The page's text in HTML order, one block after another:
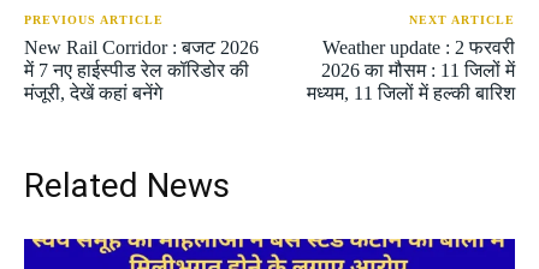
PREVIOUS ARTICLE
New Rail Corridor : बजट 2026
में 7 नए हाईस्पीड रेल कॉरिडोर की
मंजूरी, देखें कहां बनेंगे
NEXT ARTICLE
Weather update : 2 फरवरी
2026 का मौसम : 11 जिलों में
मध्यम, 11 जिलों में हल्की बारिश
Related News